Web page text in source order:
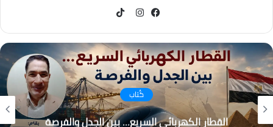
كُتاب
القطار الكهربائي السريع… بين الجدل والفرصة